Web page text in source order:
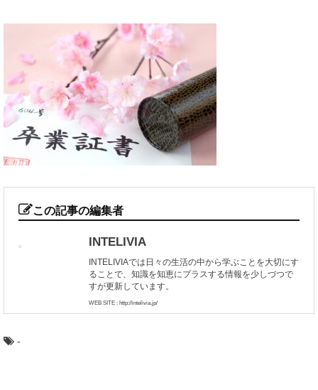
この記事の編集者
INTELIVIA
INTELIVIAでは日々の生活の中から学ぶことを大切にす
ることで、知識を知恵にプラスする情報を少しづつで
すが更新しています。
WEB SITE : http://intelivia.jp/
-